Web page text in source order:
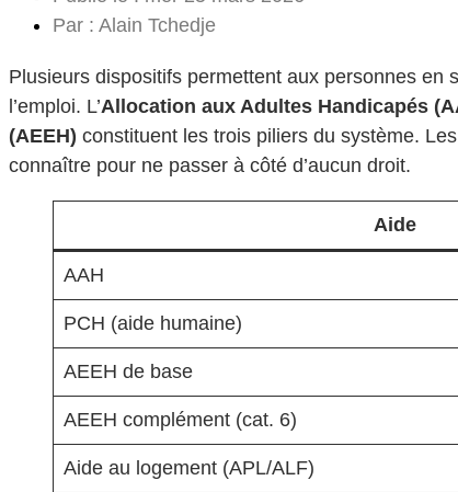
Par : Alain Tchedje
Plusieurs dispositifs permettent aux personnes en
l’emploi. L’Allocation aux Adultes Handicapés
(AEEH) constituent les trois piliers du système.
connaître pour ne passer à côté d’aucun droit.
Aide
AAH
PCH (aide humaine)
AEEH de base
AEEH complément (cat. 6)
Aide au logement (APL/ALF)